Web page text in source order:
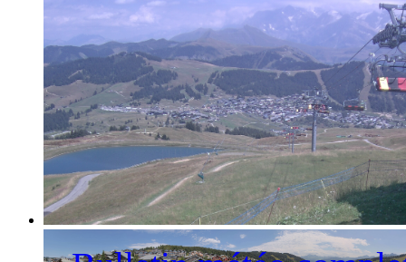
La station des Saisies et le Mont-Blanc